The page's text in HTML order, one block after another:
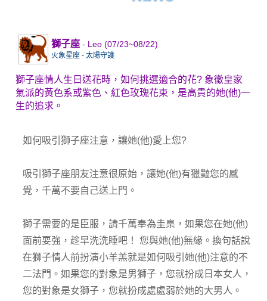
獅子座- Leo (07/23~08/22)
火象星座 - 太陽守護
獅子座情人生日送花時，如何挑選適合的花? 象徵皇家
氣派的黃色系或紫色、紅色玫瑰花束，是高貴的她(他)一
生的追求。
如何吸引獅子座注意，讓她(他)愛上您?
吸引獅子座朋友注意很原始，讓她(他)有獵豔您的感
覺，千萬不要自己送上門。
獅子需要的是臣服，請千萬奉為圭臬，如果您在她(他)
面前耍強，趁早洗洗睡吧！ 您與她(他)無緣。換句話說
在獅子情人前扮演小羊羔就是如何吸引她(他)注意的不
二法門。如果您的對象是男獅子，您就扮成日本女人，
您的對象是女獅子，您就扮成處處弱於她的大男人。